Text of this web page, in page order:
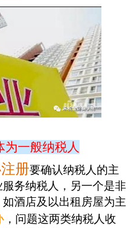
为一般纳税人
册要确认纳税人的主
务纳税人，另一个是非
酒店及以出租房屋为主
，问题这两类纳税人收